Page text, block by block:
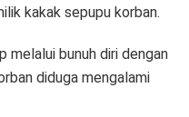
kakak sepupu korban.
melalui bunuh diri dengan
diduga mengalami